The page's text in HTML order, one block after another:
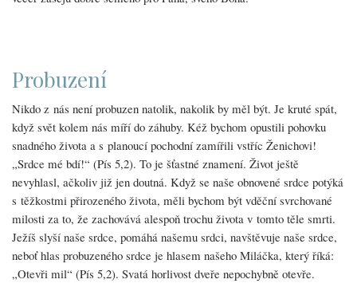
Probuzení
Nikdo z nás není probuzen natolik, nakolik by měl být. Je kruté spát,
když svět kolem nás míří do záhuby. Kéž bychom opustili pohovku
snadného života a s planoucí pochodní zamířili vstříc Ženichovi!
„Srdce mé bdí!“ (Pís 5,2). To je šťastné znamení. Život ještě
nevyhlasl, ačkoliv již jen doutná. Když se naše obnovené srdce potýká
s těžkostmi přirozeného života, měli bychom být vděční svrchované
milosti za to, že zachovává alespoň trochu života v tomto těle smrti.
Ježíš slyší naše srdce, pomáhá našemu srdci, navštěvuje naše srdce,
neboť hlas probuzeného srdce je hlasem našeho Miláčka, který říká:
„Otevři mil“ (Pís 5,2). Svatá horlivost dveře nepochybně otevře.